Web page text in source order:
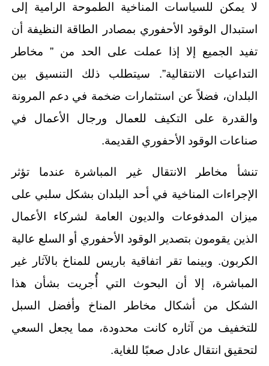
لا يمكن للسياسات المناخية الطموحة الرامية إلى
استبدال الوقود الأحفوري بمصادر الطاقة النظيفة أن
تفيد الجميع إلا إذا عملت على الحد من ” مخاطر
التداعيات الانتقالية”. سيتطلب ذلك التنسيق بين
البلدان، فضلاً عن استثمارات ضخمة في دعم المرونة
والقدرة على التكيف للعمال ورجال الأعمال في
صناعات الوقود الأحفوري القديمة.
تنشأ مخاطر الانتقال غير المباشرة عندما تؤثر
الإجراءات المناخية في أحد البلدان بشكل سلبي على
ميزان المدفوعات والديون العامة لشركاء الأعمال
الذين يقومون بتصدير الوقود الأحفوري أو السلع عالية
الكربون. وبينما تقر اتفاقية باريس للمناخ بالآثار غير
المباشرة، إلا أن البحوث التي أُجريت بشأن هذا
الشكل من أشكال مخاطر المناخ وأفضل السبل
للتخفيف من آثاره كانت محدودة، مما يجعل السعي
لتحقيق انتقال عادل صعبًا للغاية.